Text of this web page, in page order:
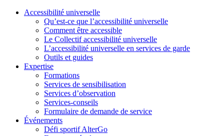
Accessibilité universelle
Qu’est-ce que l’accessibilité universelle
Comment être accessible
Le Collectif accessibilité universelle
L’accessibilité universelle en services de garde
Outils et guides
Expertise
Formations
Services de sensibilisation
Services d’observation
Services-conseils
Formulaire de demande de service
Événements
Défi sportif AlterGo